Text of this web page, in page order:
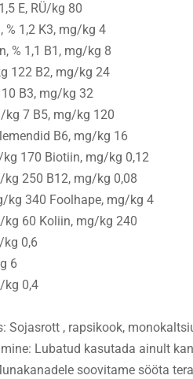
E, RÜ/kg 80
% 1,2 K3, mg/kg 4
% 1,1 B1, mg/kg 8
122 B2, mg/kg 24
10 B3, mg/kg 32
kg 7 B5, mg/kg 120
B6, mg/kg 16
kg 170 Biotiin, mg/kg 0,12
kg 250 B12, mg/kg 0,08
kg 340 Foolhape, mg/kg 4
kg 60 Koliin, mg/kg 240
kg 0,6
6
kg 0,4
Sojasrott , rapsikook,
Lubatud kasutada ainult
soovitame sööta